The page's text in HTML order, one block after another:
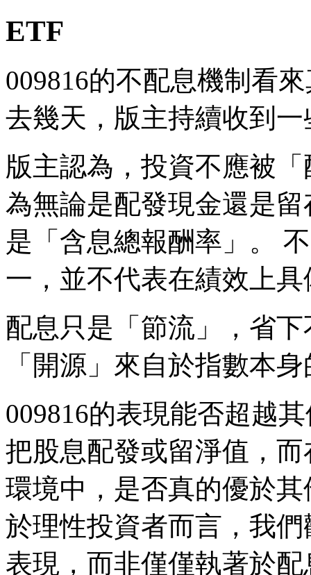
ETF
009816的不配息機制看
去幾天，版主持續收到
版主認為，投資不應被
為無論是配發現金還是
是「含息總報酬率」。
一，並不代表在績效上
配息只是「節流」，省
「開源」來自於指數本
009816的表現能否超越
把股息配發或留淨值，
環境中，是否真的優於
於理性投資者而言，我
表現，而非僅僅執著於